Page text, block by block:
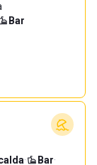
Bar
· Bar·